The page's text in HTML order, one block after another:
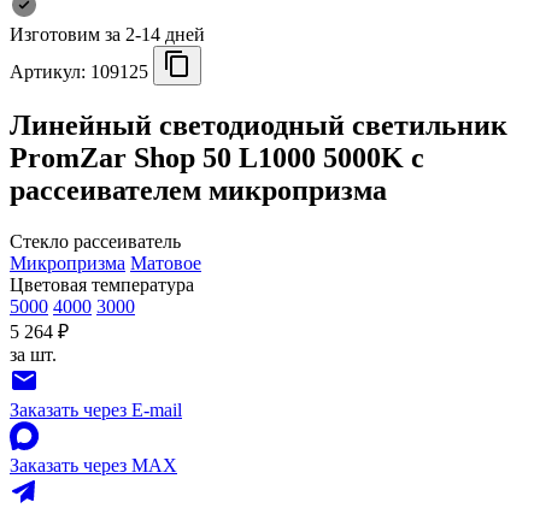
Изготовим за 2-14 дней
Артикул: 109125
Линейный светодиодный светильник
PromZar Shop 50 L1000 5000K с
рассеивателем микропризма
Стекло рассеиватель
Микропризма Матовое
Цветовая температура
5000 4000 3000
5 264 ₽
за шт.
Заказать через E-mail
Заказать через MAX